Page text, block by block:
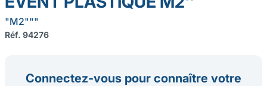
"M2"""
Réf. 94276
Connectez-vous pour connaître votre